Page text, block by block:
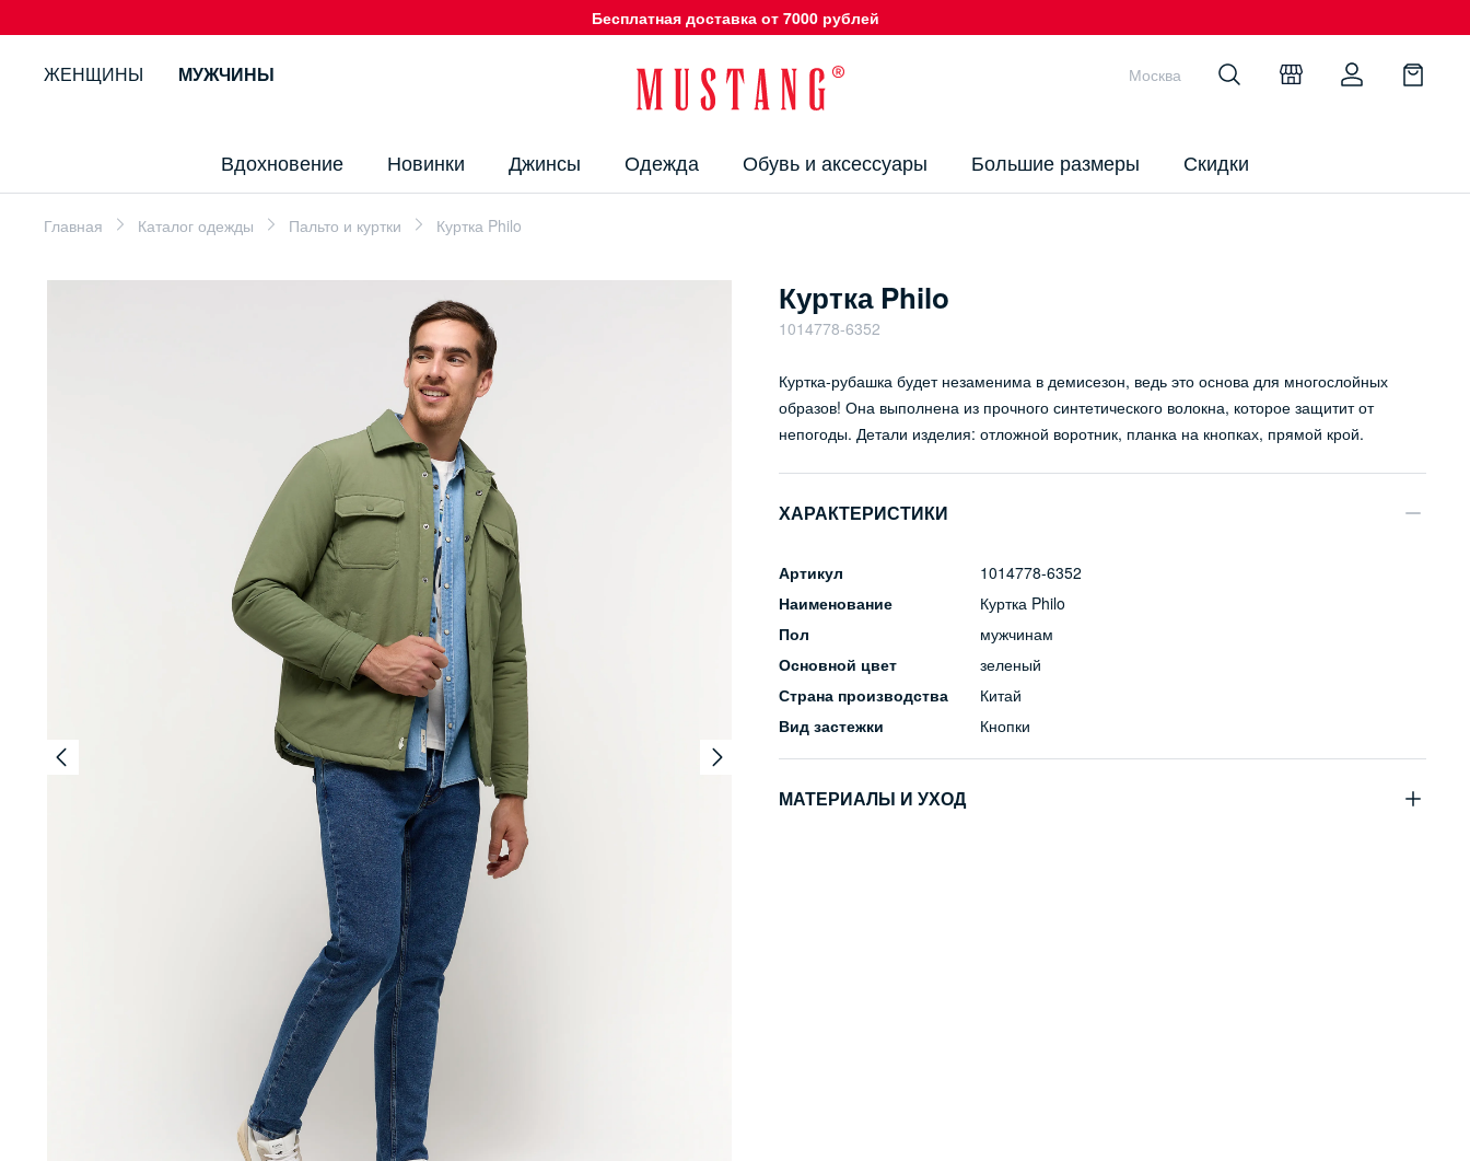
Бесплатная доставка от 7000 рублей
ЖЕНЩИНЫ МУЖЧИНЫ
Вдохновение Новинки Джинсы Одежда Обувь и аксессуары Большие размеры Скидки
Москва
Главная Каталог одежды Пальто и куртки Куртка Philo
Куртка Philo
1014778-6352
Куртка-рубашка будет незаменима в демисезон, ведь это основа для многослойных
образов! Она выполнена из прочного синтетического волокна, которое защитит от
непогоды. Детали изделия: отложной воротник, планка на кнопках, прямой крой.
ХАРАКТЕРИСТИКИ
Артикул
1014778-6352
Наименование
Куртка Philo
Пол
мужчинам
Основной цвет
зеленый
Страна производства
Китай
Вид застежки
Кнопки
МАТЕРИАЛЫ И УХОД